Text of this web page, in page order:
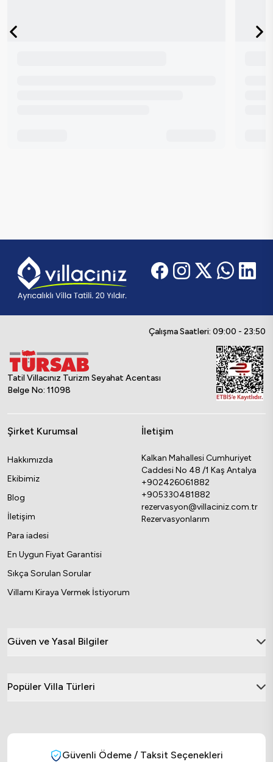
Çalışma Saatleri: 09:00 - 23:50
Tatil Villacınız Turizm Seyahat Acentası
Belge No: 11098
Şirket Kurumsal
Hakkımızda
Ekibimiz
Blog
İletişim
Para iadesi
En Uygun Fiyat Garantisi
Sıkça Sorulan Sorular
Villamı Kiraya Vermek İstiyorum
İletişim
Kalkan Mahallesi Cumhuriyet
Caddesi No 48 /1 Kaş Antalya
+902426061882
+905330481882
rezervasyon@villaciniz.com.tr
Rezervasyonlarım
Güven ve Yasal Bilgiler
Popüler Villa Türleri
Güvenli Ödeme / Taksit Seçenekleri